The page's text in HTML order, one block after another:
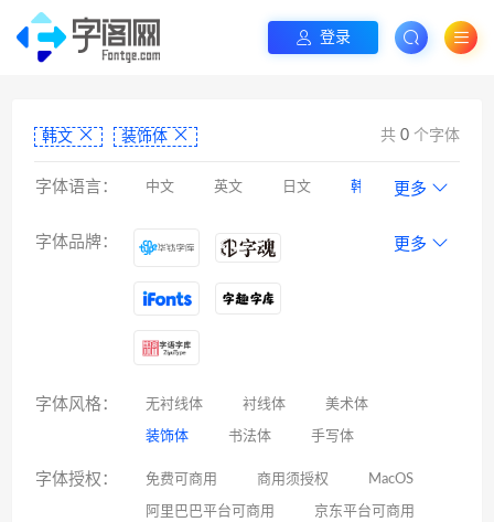
登录
韩文 装饰体 共 0 个字体
字体语言： 中文 英文 日文 韩文
罗马尼亚文 彝文
更多
字体品牌： 更多
字体风格： 无衬线体 衬线体 美术体
装饰体 书法体 手写体
字体授权： 免费可商用 商用须授权 MacOS
阿里巴巴平台可商用 京东平台可商用